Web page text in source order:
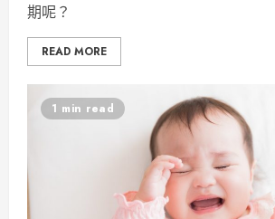
期呢？
READ MORE
1 min read